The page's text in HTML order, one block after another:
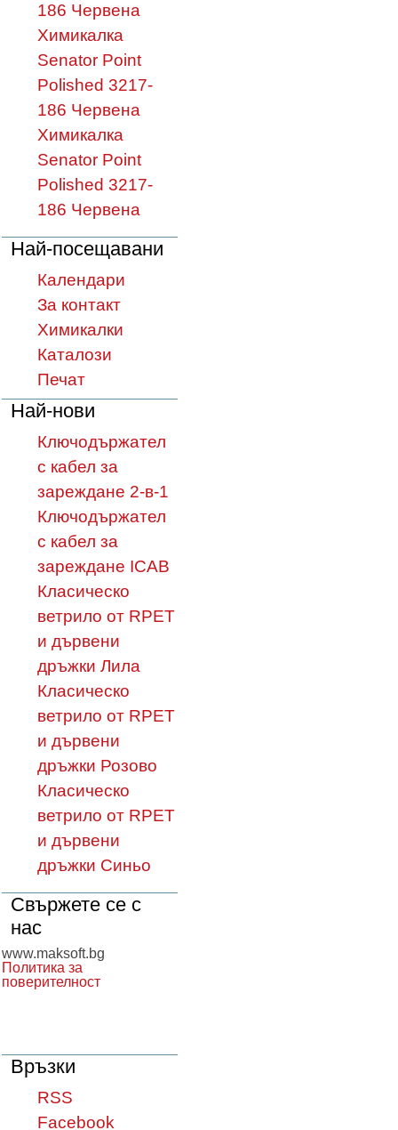
186 Червена
Химикалка
Senator Point
Polished 3217-
186 Червена
Химикалка
Senator Point
Polished 3217-
186 Червена
Най-посещавани
Календари
За контакт
Химикалки
Каталози
Печат
Най-нови
Ключодържател
с кабел за
зареждане 2-в-1
Ключодържател
с кабел за
зареждане ICAB
Класическо
ветрило от RPET
и дървени
дръжки Лила
Класическо
ветрило от RPET
и дървени
дръжки Розово
Класическо
ветрило от RPET
и дървени
дръжки Синьо
Свържете се с
нас
www.maksoft.bg
Политика за
поверителност
Връзки
RSS
Facebook